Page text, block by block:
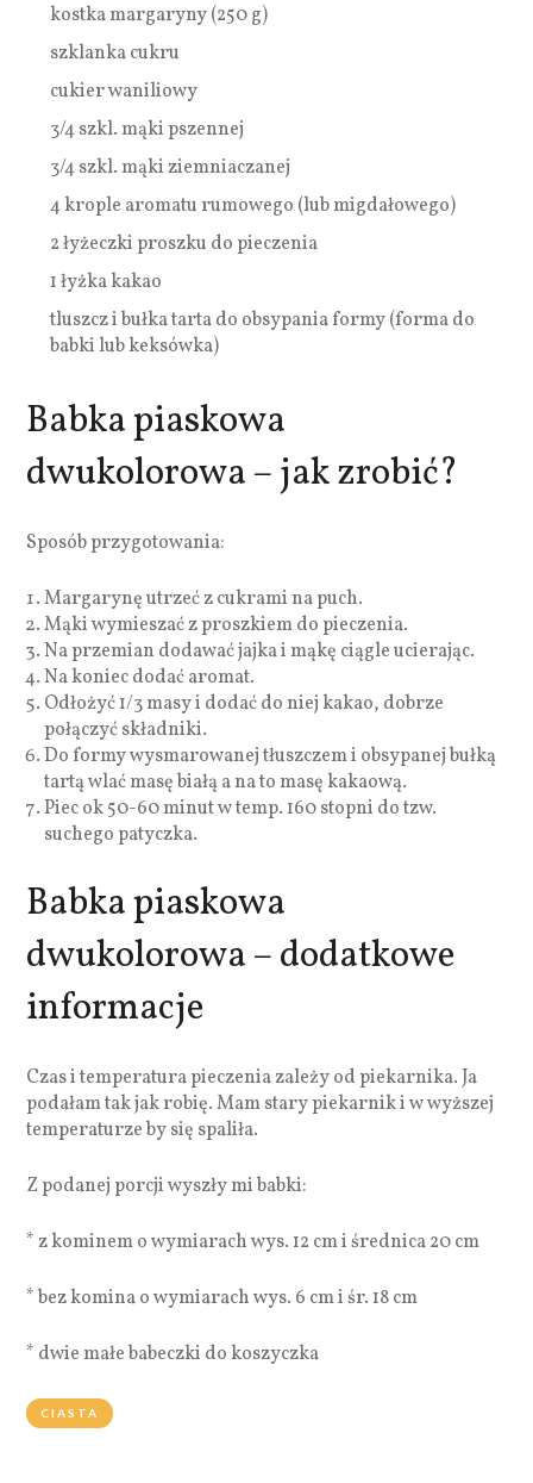
kostka margaryny (250 g)
szklanka cukru
cukier waniliowy
3/4 szkl. mąki pszennej
3/4 szkl. mąki ziemniaczanej
4 krople aromatu rumowego (lub migdałowego)
2 łyżeczki proszku do pieczenia
1 łyżka kakao
tluszcz i bułka tarta do obsypania formy (forma do
babki lub keksówka)
Babka piaskowa
dwukolorowa – jak zrobić?
Sposób przygotowania:
Margarynę utrzeć z cukrami na puch.
Mąki wymieszać z proszkiem do pieczenia.
Na przemian dodawać jajka i mąkę ciągle ucierając.
Na koniec dodać aromat.
Odłożyć 1/3 masy i dodać do niej kakao, dobrze
połączyć składniki.
Do formy wysmarowanej tłuszczem i obsypanej bułką
tartą wlać masę białą a na to masę kakaową.
Piec ok 50-60 minut w temp. 160 stopni do tzw.
suchego patyczka.
Babka piaskowa
dwukolorowa – dodatkowe
informacje
Czas i temperatura pieczenia zależy od piekarnika. Ja
podałam tak jak robię. Mam stary piekarnik i w wyższej
temperaturze by się spaliła.
Z podanej porcji wyszły mi babki:
* z kominem o wymiarach wys. 12 cm i średnica 20 cm
* bez komina o wymiarach wys. 6 cm i śr. 18 cm
* dwie małe babeczki do koszyczka
CIASTA